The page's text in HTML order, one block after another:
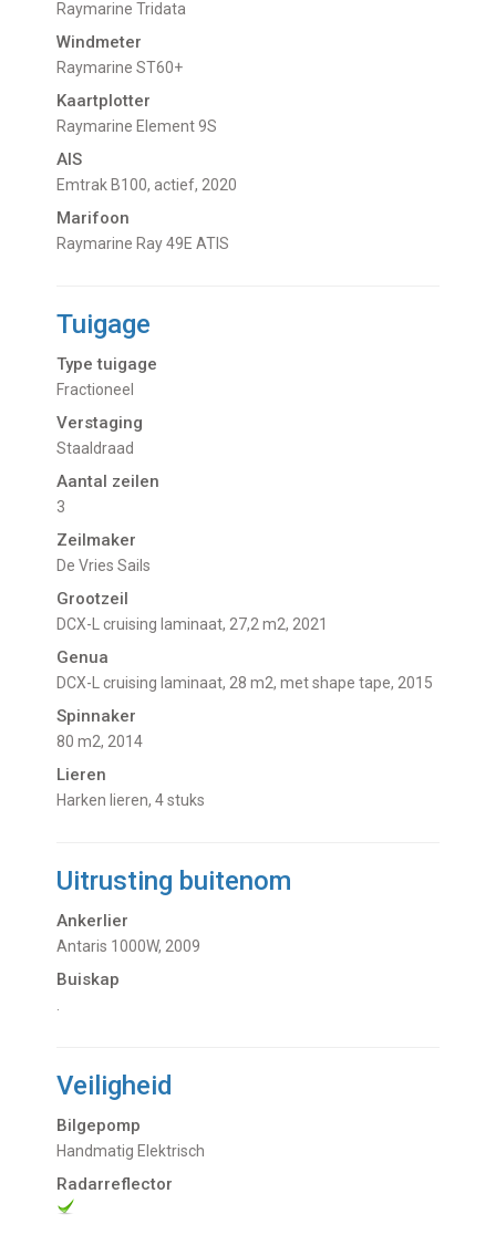
Raymarine Tridata
Windmeter
Raymarine ST60+
Kaartplotter
Raymarine Element 9S
AIS
Emtrak B100, actief, 2020
Marifoon
Raymarine Ray 49E ATIS
Tuigage
Type tuigage
Fractioneel
Verstaging
Staaldraad
Aantal zeilen
3
Zeilmaker
De Vries Sails
Grootzeil
DCX-L cruising laminaat, 27,2 m2, 2021
Genua
DCX-L cruising laminaat, 28 m2, met shape tape, 2015
Spinnaker
80 m2, 2014
Lieren
Harken lieren, 4 stuks
Uitrusting buitenom
Ankerlier
Antaris 1000W, 2009
Buiskap
Veiligheid
Bilgepomp
Handmatig Elektrisch
Radarreflector